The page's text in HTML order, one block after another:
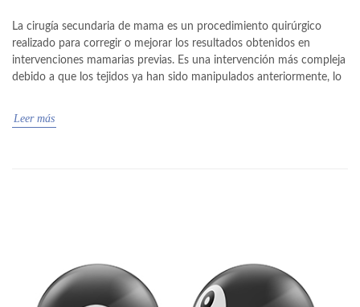
La cirugía secundaria de mama es un procedimiento quirúrgico
realizado para corregir o mejorar los resultados obtenidos en
intervenciones mamarias previas. Es una intervención más compleja
debido a que los tejidos ya han sido manipulados anteriormente, lo
Leer más